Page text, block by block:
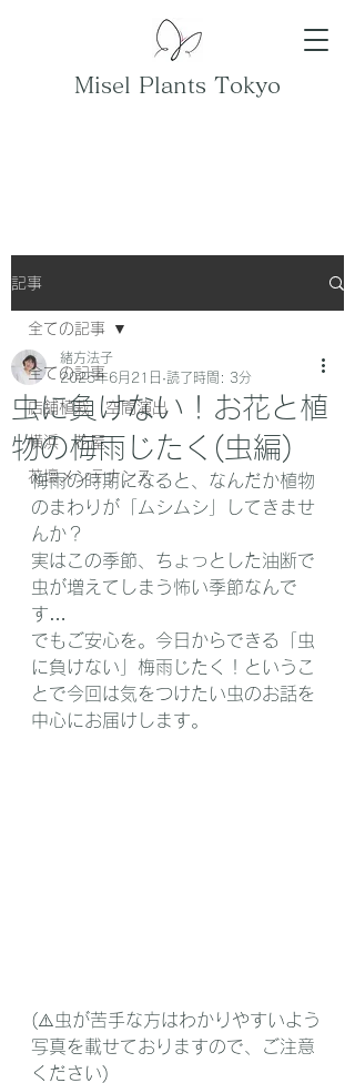
Misel Plants Tokyo
記事
全ての記事
店舗植栽 空間演出
横浜 花屋
花壇メンテナンス
全ての記事
虫に負けない！お花と植
物の梅雨じたく(虫編)
緒方法子
2025年6月21日 読了時間: 3分
梅雨の時期になると、なんだか植物
のまわりが「ムシムシ」してきませ
んか？
実はこの季節、ちょっとした油断で
虫が増えてしまう怖い季節なんで
す…
でもご安心を。今日からできる「虫
に負けない」梅雨じたく！というこ
とで今回は気をつけたい虫のお話を
中心にお届けします。
(⚠️虫が苦手な方はわかりやすいよう
写真を載せておりますので、ご注意
ください)